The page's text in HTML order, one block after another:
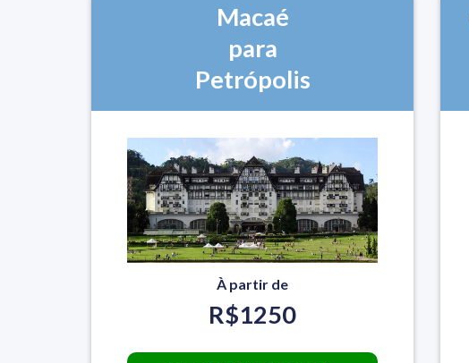
Macaé
para
Petrópolis
À partir de
R$1250